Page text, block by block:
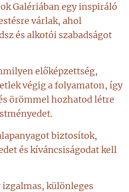
Galériában egy inspiráló
várlak, ahol
és alkotói szabadságot
előképzettség,
végig a folyamaton, így
örömmel hozhatod létre
biztosítok,
és kíváncsiságodat kell
különleges